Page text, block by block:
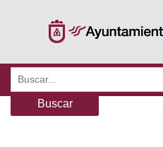
Buscar: